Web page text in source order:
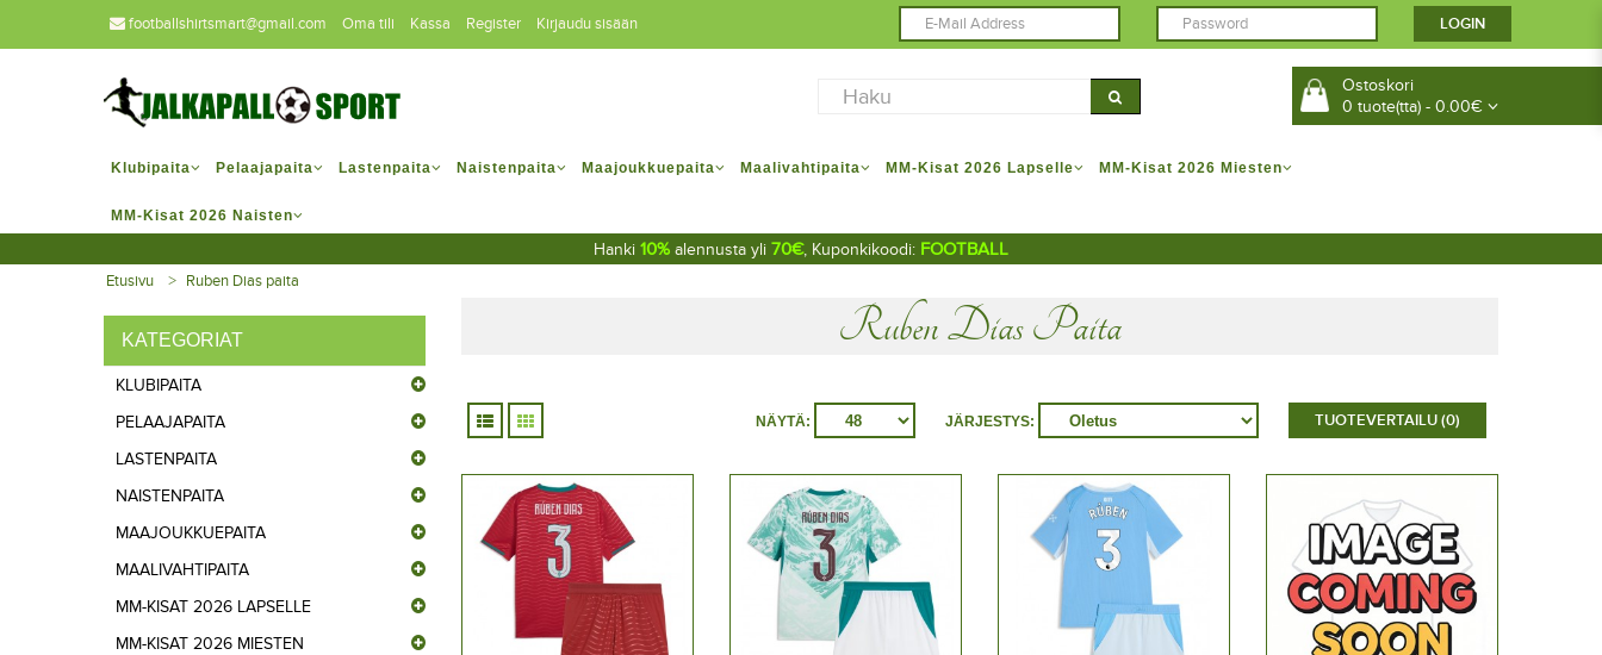
footballshirtsmart@gmail.com Oma tili Kassa Register Kirjaudu sisään
Ostoskori
0 tuote(tta) - 0.00€
Klubipaita Pelaajapaita Lastenpaita Naistenpaita Maajoukkuepaita Maalivahtipaita MM-Kisat 2026 Lapselle MM-Kisat 2026 Miesten
MM-Kisat 2026 Naisten
Hanki 10% alennusta yli 70€, Kuponkikoodi: FOOTBALL
Etusivu Ruben Dias paita
KATEGORIAT
KLUBIPAITA
PELAAJAPAITA
LASTENPAITA
NAISTENPAITA
MAAJOUKKUEPAITA
MAALIVAHTIPAITA
MM-KISAT 2026 LAPSELLE
MM-KISAT 2026 MIESTEN
Ruben Dias Paita
TUOTEVERTAILU (0)
JÄRJESTYS:
NÄYTÄ: